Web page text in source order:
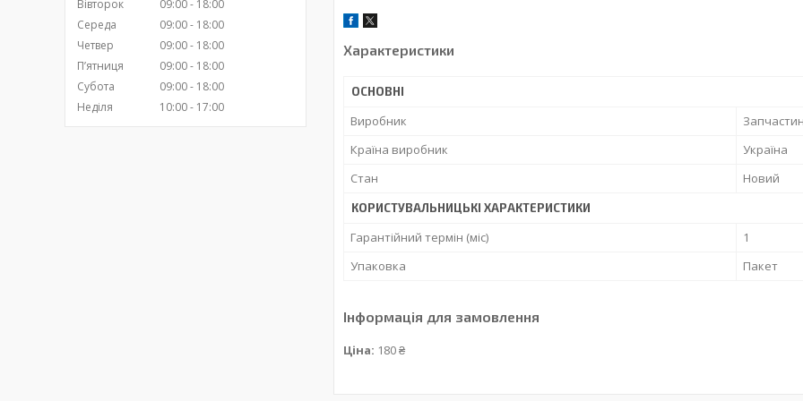
Характеристики
ОСНОВНІ
Виробник
Країна виробник
Україна
Стан
Новий
КОРИСТУВАЛЬНИЦЬКІ ХАРАКТЕРИСТИКИ
Гарантійний термін (міс)
1
Упаковка
Пакет
Інформація для замовлення
Ціна: 180 ₴
Вівторок 09:00
18:00
Середа
09:00
18:00
Четвер
09:00
18:00
Пʼятниця
09:00
18:00
Субота
09:00
18:00
Неділя
10:00 17:00